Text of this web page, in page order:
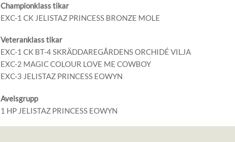
Championklass tikar
EXC-1 CK JELISTAZ PRINCESS BRONZE MOLE
Veteranklass tikar
EXC-1 CK BT-4 SKRÄDDAREGÅRDENS ORCHIDÉ VILJA
EXC-2 MAGIC COLOUR LOVE ME COWBOY
EXC-3 JELISTAZ PRINCESS EOWYN
Avelsgrupp
1 HP JELISTAZ PRINCESS EOWYN